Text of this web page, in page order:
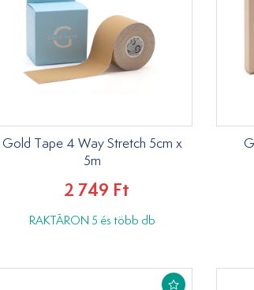
Gold Tape 4 Way Stretch 5cm x
5m
2 749 Ft
RAKTÁRON 5 és több db